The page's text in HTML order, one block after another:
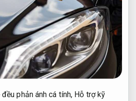
phản ánh cá tính, Hỗ trợ kỹ